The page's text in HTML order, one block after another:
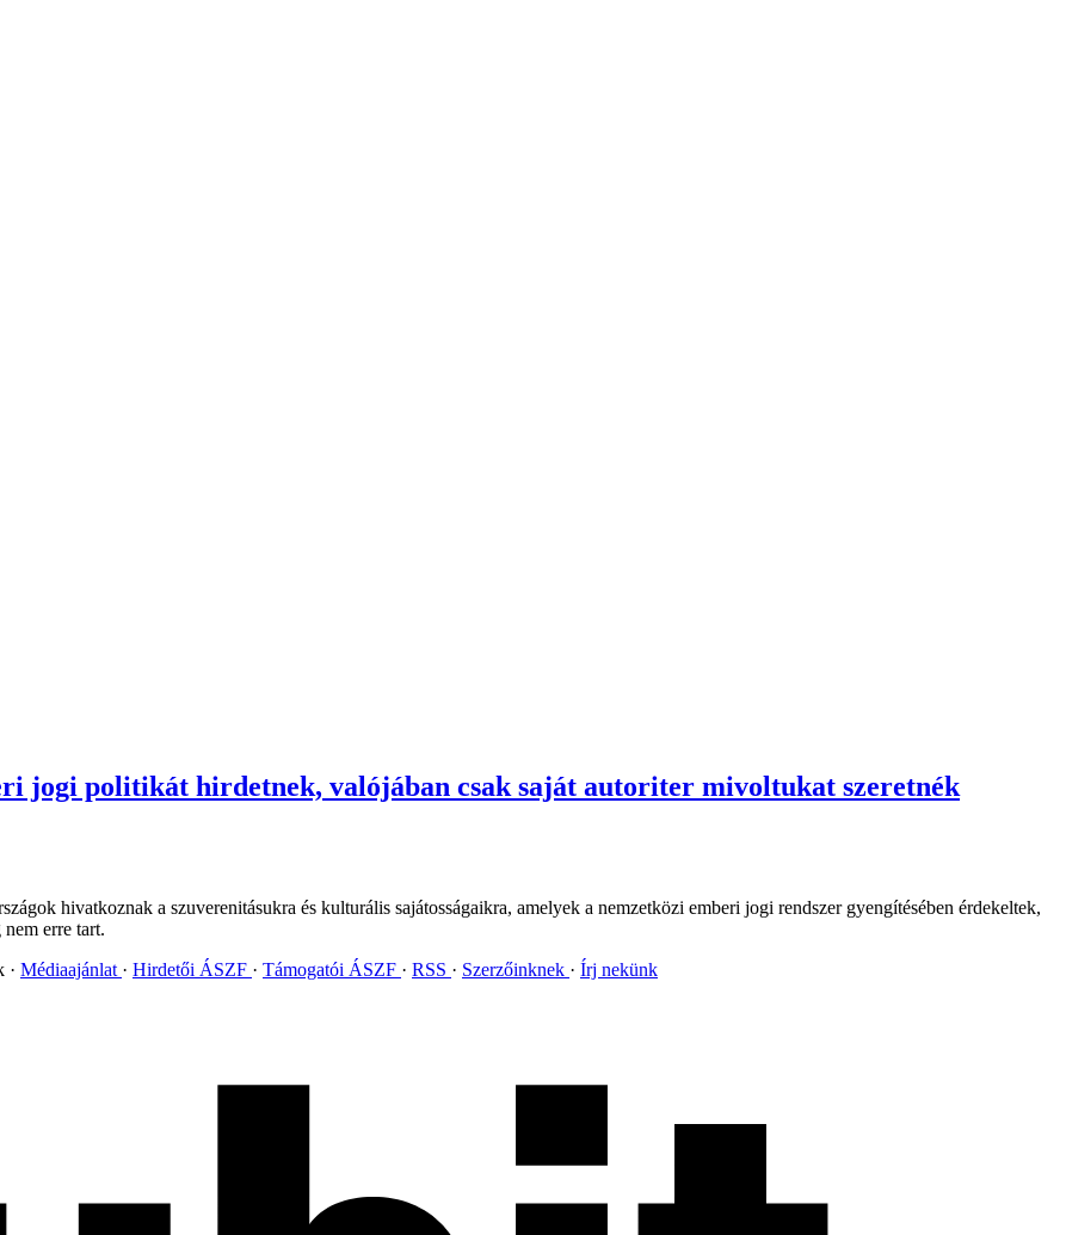
jogi politikát hirdetnek, valójában csak saját autoriter mivoltukat szeretnék
hivatkoznak a szuverenitásukra és kulturális sajátosságaikra, amelyek a nemzetközi emberi jogi rendszer gyengítésében érdekeltek,
erre tart.
Médiaajánlat Hirdetői ÁSZF Támogatói ÁSZF RSS Szerzőinknek Írj nekünk